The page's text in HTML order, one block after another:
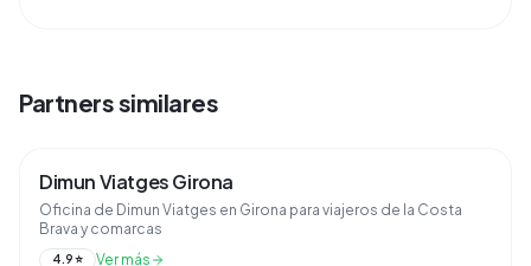
Partners similares
Dimun Viatges Girona
Oficina de Dimun Viatges en Girona para viajeros de la Costa
Brava y comarcas
4.9⭐ Ver más